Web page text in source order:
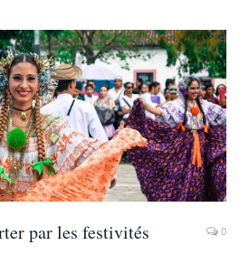
par les festivités
0